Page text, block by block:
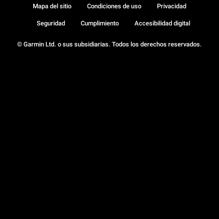
© Garmin Ltd. o sus subsidiarias. Todos los derechos reservados.
Mapa del sitio Condiciones de uso Privacidad
Seguridad Cumplimiento Accesibilidad digital